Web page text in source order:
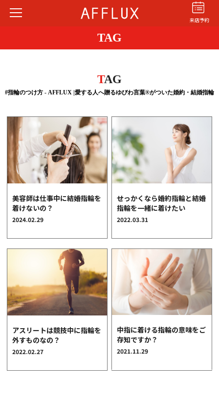
来店予約
セットリング
商品カテゴリ
ショップ
AFFLUXについて
無限大のオーダーメイド
ゆびわ言葉®
フェア・ニュース
ブログ・お客様の声
カタログ請求
06-7777-7370
TAG
TAG
#指輪のつけ方 - AFFLUX |愛する人へ贈るゆびわ言葉®がついた婚約・結婚指輪
美容師は仕事中に結婚指輪を
着けないの？
2024.02.29
せっかくなら婚約指輪と結婚
指輪を一緒に着けたい
2022.03.31
アスリートは競技中に指輪を
外すものなの？
2022.02.27
中指に着ける指輪の意味をご
存知ですか？
2021.11.29